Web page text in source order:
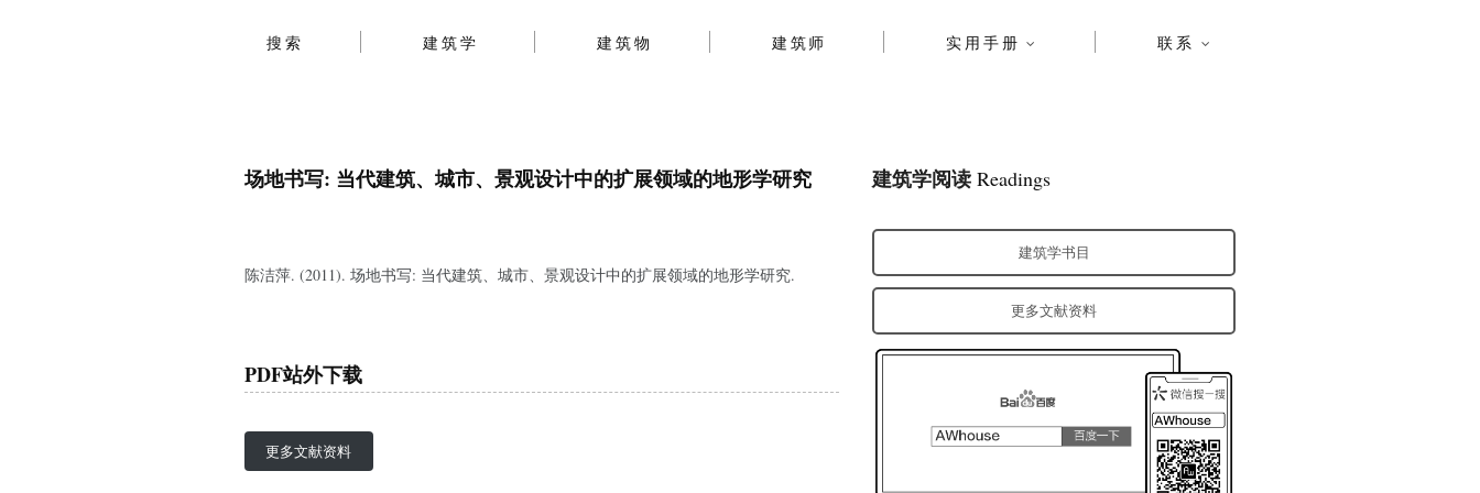
搜索 建筑学 建筑物 建筑师 实用手册 联系
场地书写: 当代建筑、城市、景观设计中的扩展领域的地形学研究
陈洁萍. (2011). 场地书写: 当代建筑、城市、景观设计中的扩展领域的地形学研究.
PDF站外下载
更多文献资料
建筑学阅读 Readings
建筑学书目
更多文献资料